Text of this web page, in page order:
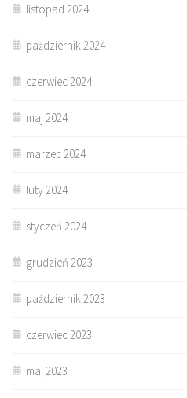
listopad 2024
październik 2024
czerwiec 2024
maj 2024
marzec 2024
luty 2024
styczeń 2024
grudzień 2023
październik 2023
czerwiec 2023
maj 2023